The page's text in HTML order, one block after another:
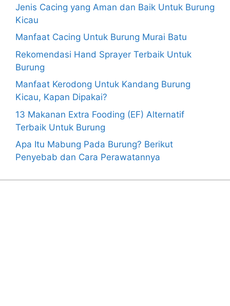
Jenis Cacing yang Aman dan Baik Untuk Burung
Kicau
Manfaat Cacing Untuk Burung Murai Batu
Rekomendasi Hand Sprayer Terbaik Untuk
Burung
Manfaat Kerodong Untuk Kandang Burung
Kicau, Kapan Dipakai?
13 Makanan Extra Fooding (EF) Alternatif
Terbaik Untuk Burung
Apa Itu Mabung Pada Burung? Berikut
Penyebab dan Cara Perawatannya